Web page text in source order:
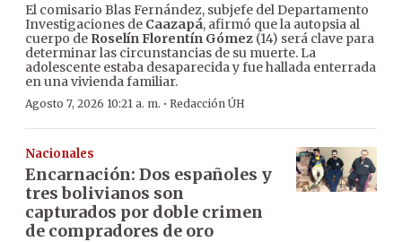
El comisario Blas Fernández, subjefe del Departamento
Investigaciones de Caazapá, afirmó que la autopsia al
cuerpo de Roselín Florentín Gómez (14) será clave para
determinar las circunstancias de su muerte. La
adolescente estaba desaparecida y fue hallada enterrada
en una vivienda familiar.
Agosto 7, 2026 10:21 a. m. · Redacción ÚH
Nacionales
Encarnación: Dos españoles y
tres bolivianos son
capturados por doble crimen
de compradores de oro